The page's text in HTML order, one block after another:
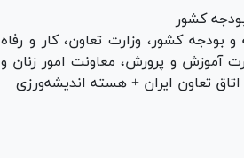
کشور
بودجه کشور، وزارت تعاون، کار و رفاه
آموزش و پرورش، معاونت امور زنان و
اتاق تعاون ایران + هسته اندیشه‌ورزی